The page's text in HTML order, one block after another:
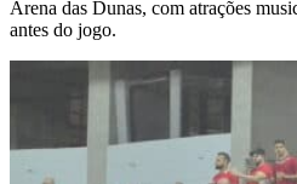
Arena das Dunas, com atrações
antes do jogo.